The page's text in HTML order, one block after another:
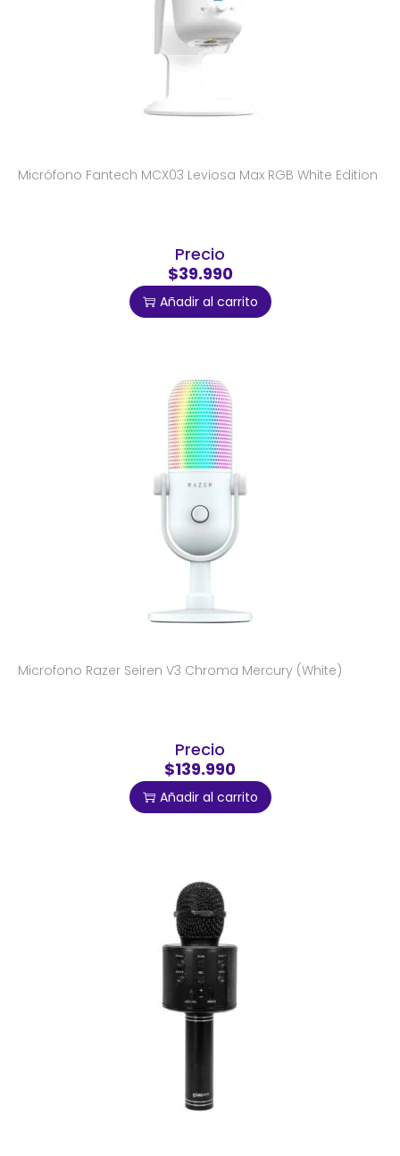
Micrófono Fantech MCX03 Leviosa Max RGB White Edition
Precio
$39.990
Añadir al carrito
Microfono Razer Seiren V3 Chroma Mercury (White)
Precio
$139.990
Añadir al carrito